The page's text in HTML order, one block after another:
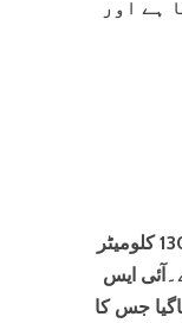
سکتا ہے اور
راولپنڈی،پاکستان نے غوری میزائل کا کامیاب تجربہ کرلیا ہے،غوری بیلسٹک میزائل 1300 کلومیٹر
ایس
جس کا